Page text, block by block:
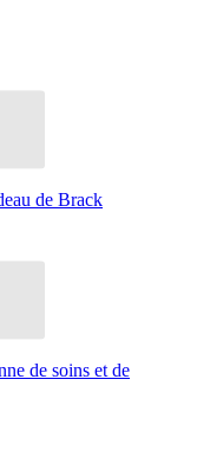
de Brack
de soins et de